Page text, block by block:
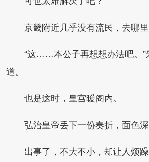
京畿附近几乎没有流民，去哪里
“这……本公子再想想办法吧。”
道。
也是这时，皇宫暖阁内。
弘治皇帝丢下一份奏折，面色深
出事了，不大不小，却让人烦躁